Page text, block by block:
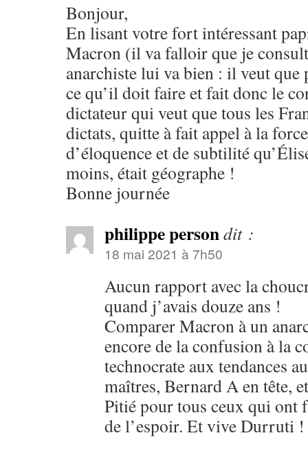
Bonjour,
En lisant votre fort intéressant
Macron (il va falloir que je
anarchiste lui va bien : il veut que
ce qu’il doit faire et fait donc le
dictateur qui veut que tous les
dictats, quitte à fait appel à la
d’éloquence et de subtilité
moins, était géographe !
Bonne journée
philippe persondit :
18 mai 2021 à 7h50
Aucun rapport avec la
quand j’avais douze ans !
Comparer Macron à un
encore de la confusion à la
technocrate aux tendances
maîtres, Bernard A en tête,
Pitié pour tous ceux qui ont
de l’espoir. Et vive Durruti